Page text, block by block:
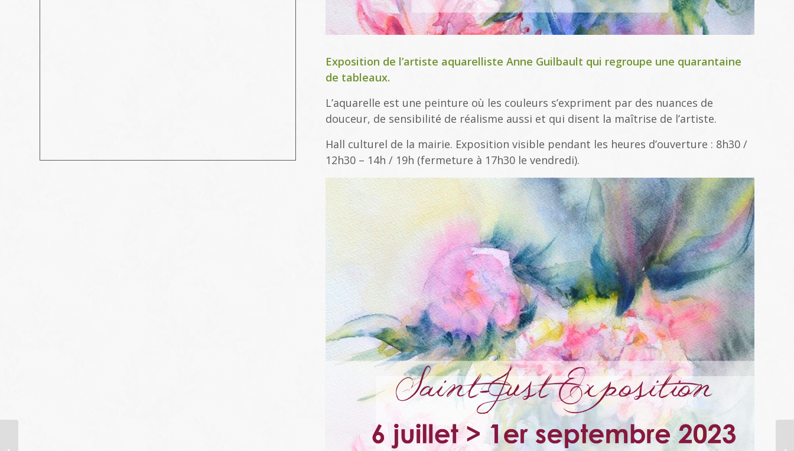
Exposition de l’artiste aquarelliste Anne Guilbault qui regroupe une quarantaine
de tableaux.
L’aquarelle est une peinture où les couleurs s’expriment par des nuances de
douceur, de sensibilité de réalisme aussi et qui disent la maîtrise de l’artiste.
Hall culturel de la mairie. Exposition visible pendant les heures d’ouverture : 8h30 /
12h30 – 14h / 19h (fermeture à 17h30 le vendredi).